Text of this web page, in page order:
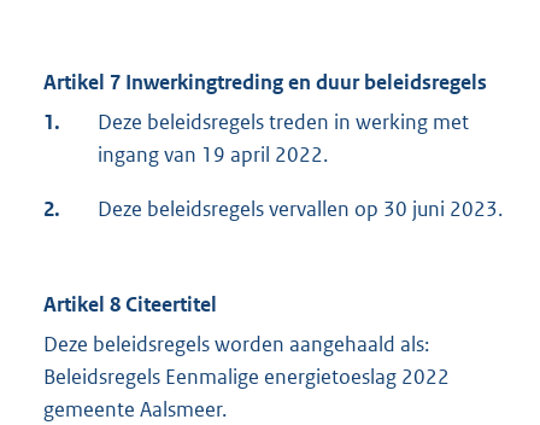
Artikel 7 Inwerkingtreding en duur beleidsregels
1.
Deze beleidsregels treden in werking met
ingang van 19 april 2022.
2. Deze beleidsregels vervallen op 30 juni 2023.
Artikel 8 Citeertitel
Deze beleidsregels worden aangehaald als:
Beleidsregels Eenmalige energietoeslag 2022
gemeente Aalsmeer.